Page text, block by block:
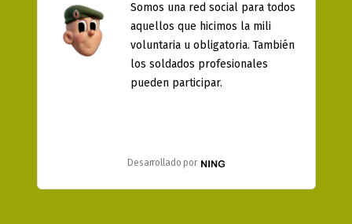
Somos una red social para todos
aquellos que hicimos la mili
voluntaria u obligatoria. También
los soldados profesionales
pueden participar.
Desarrollado por